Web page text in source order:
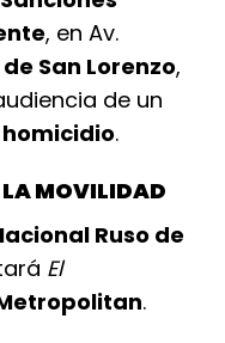
, en Av.
San Lorenzo,
de un
.
LA MOVILIDAD
Ruso de
El
.